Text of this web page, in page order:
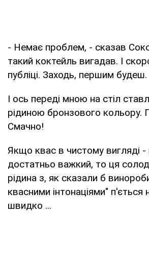
- Немає проблем, - сказав
такий коктейль вигадав. І
публіці. Заходь, першим будеш.
І ось переді мною на стіл
рідиною бронзового кольору.
Смачно!
Якщо квас в чистому вигляді -
достатньо важкий, то ця
рідина з, як сказали б
квасними інтонаціями" п'ється
швидко ...